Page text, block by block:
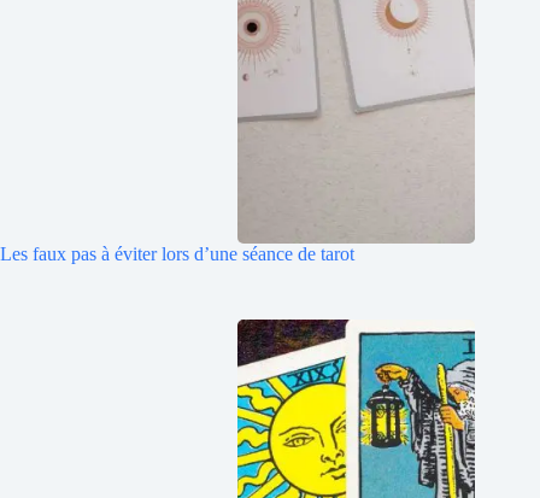
Les faux pas à éviter lors d’une séance de tarot